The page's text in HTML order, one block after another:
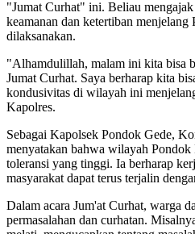
"Jumat Curhat" ini. Beliau
keamanan dan ketertiban menjelang
dilaksanakan.
"Alhamdulillah, malam ini kita bisa
Jumat Curhat. Saya berharap kita
kondusivitas di wilayah ini
Kapolres.
Sebagai Kapolsek Pondok Gede,
menyatakan bahwa wilayah
toleransi yang tinggi. Ia berharap
masyarakat dapat terus terjalin
Dalam acara Jum'at Curhat, warga
permasalahan dan curhatan.